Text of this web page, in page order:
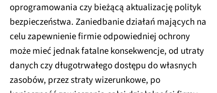
oprogramowania czy bieżącą aktualizację polityk
bezpieczeństwa. Zaniedbanie działań mających na
celu zapewnienie firmie odpowiedniej ochrony
może mieć jednak fatalne konsekwencje, od utraty
danych czy długotrwałego dostępu do własnych
zasobów, przez straty wizerunkowe, po